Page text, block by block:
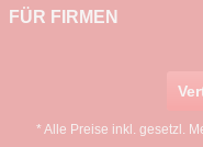
FÜR FIRMEN
* Alle Preise inkl. gesetzl.